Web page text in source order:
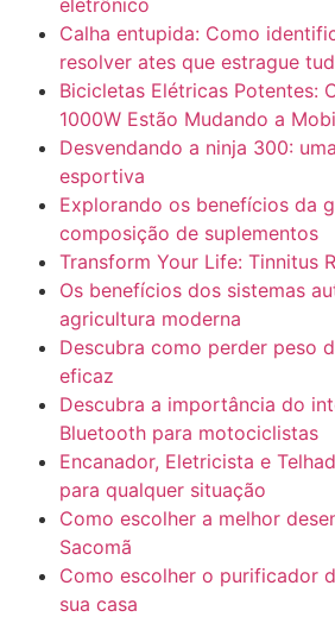
Calha entupida: Como
resolver ates que estrague
Bicicletas Elétricas Potentes:
1000W Estão Mudando a
Desvendando a ninja 300:
esportiva
Explorando os benefícios da
composição de suplementos
Transform Your Life: Tinnitus
Os benefícios dos sistemas
agricultura moderna
Descubra como perder peso
eficaz
Descubra a importância do
Bluetooth para motociclistas
Encanador, Eletricista e
para qualquer situação
Como escolher a melhor
Sacomã
Como escolher o purificador
sua casa